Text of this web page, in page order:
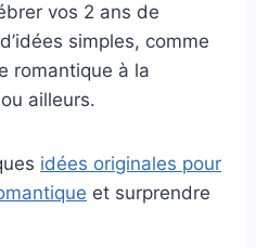
vos 2 ans de
simples, comme
romantique à la
ailleurs.
idées originales pour
et surprendre